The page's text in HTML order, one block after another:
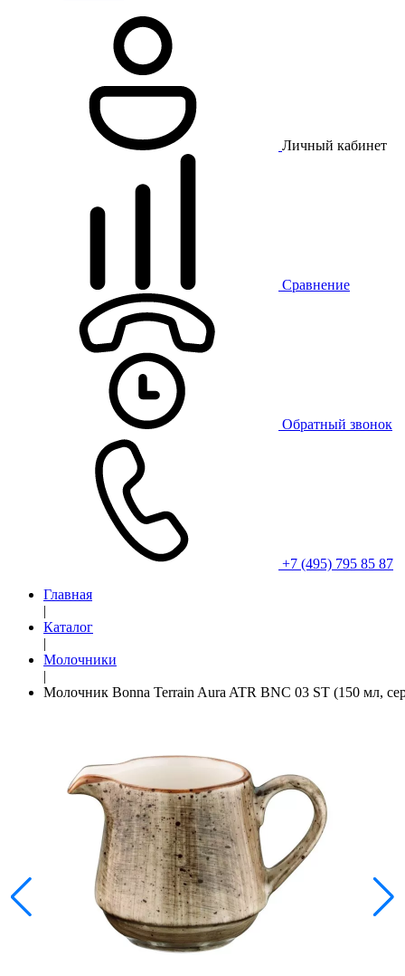
Личный кабинет
Сравнение
Обратный звонок
+7 (495) 795 85 87
Главная
|
Каталог
|
Молочники
|
Молочник Bonna Terrain Aura ATR BNC 03 ST (150 мл,